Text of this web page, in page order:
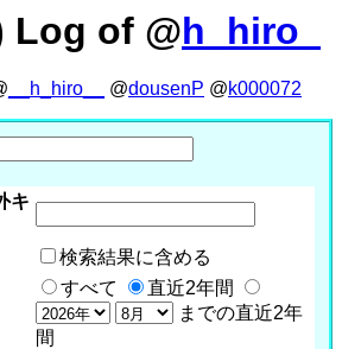
Log of @h_hiro_
__h_hiro__ @dousenP @k000072
キ
検索結果に含める
すべて
直近2年間
までの直近2年
間